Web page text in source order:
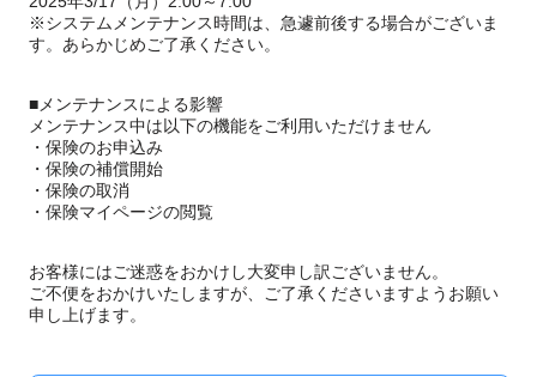
※システムメンテナンス時間は、急遽前後する場合がございま
す。あらかじめご了承ください。
■メンテナンスによる影響
メンテナンス中は以下の機能をご利用いただけません
・保険のお申込み
・保険の補償開始
・保険の取消
・保険マイページの閲覧
お客様にはご迷惑をおかけし大変申し訳ございません。
ご不便をおかけいたしますが、ご了承くださいますようお願い
申し上げます。